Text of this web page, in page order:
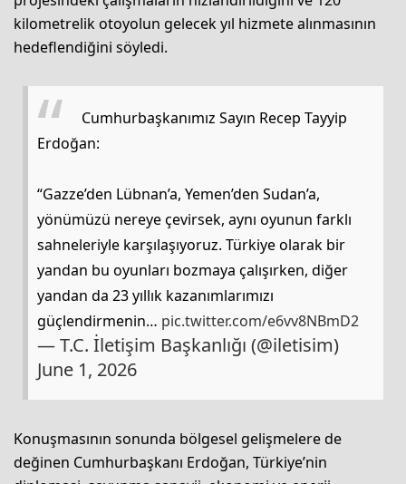
kilometrelik otoyolun gelecek yıl hizmete alınmasının
hedeflendiğini söyledi.
Cumhurbaşkanımız Sayın Recep Tayyip
Erdoğan:
“Gazze’den Lübnan’a, Yemen’den Sudan’a,
yönümüzü nereye çevirsek, aynı oyunun farklı
sahneleriyle karşılaşıyoruz. Türkiye olarak bir
yandan bu oyunları bozmaya çalışırken, diğer
yandan da 23 yıllık kazanımlarımızı
güçlendirmenin… pic.twitter.com/e6vv8NBmD2
— T.C. İletişim Başkanlığı (@iletisim)
June 1, 2026
Konuşmasının sonunda bölgesel gelişmelere de
değinen Cumhurbaşkanı Erdoğan, Türkiye’nin